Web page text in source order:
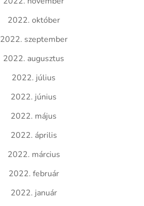
2022. október
2022. szeptember
2022. augusztus
2022. július
2022. június
2022. május
2022. április
2022. március
2022. február
2022. január